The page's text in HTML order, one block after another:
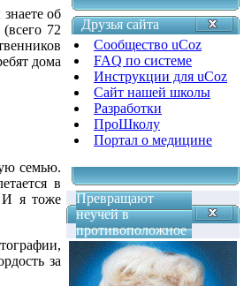
об
72
дома
семью.
в
И я тоже
за
Друзья сайта
Сообщество uCoz
FAQ по системе
Инструкции для uCoz
Сайт нашей школы
Разработки
ПроШколу
Портал о медицине
Превращают
неучей в
противоположное